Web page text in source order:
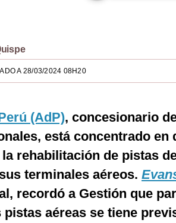
A 28/03/2024 08H20
(AdP), concesionario
está concentrado en
rehabilitación de pistas
terminales aéreos.
recordó a Gestión que
aéreas se tiene